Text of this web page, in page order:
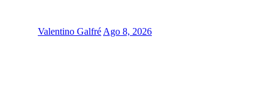
Valentino Galfré Ago 8, 2026